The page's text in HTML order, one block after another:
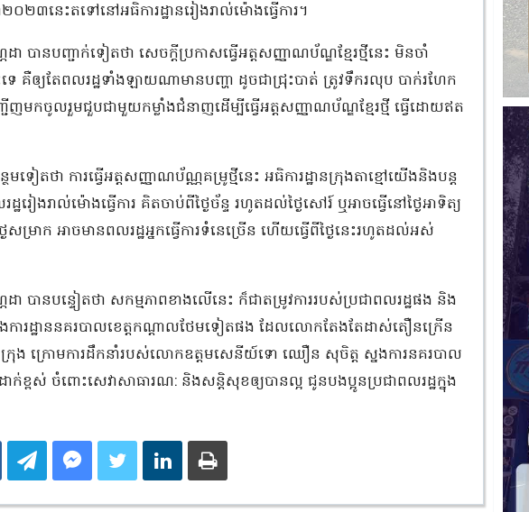
២០២៣នេះតទៅនៅអធិការដ្ឋានរៀងរាល់ម៉ោងធ្វើការ។
ានបញ្ជាក់ទៀតថា សេចក្ដីប្រកាសធ្វើអត្តសញ្ញាណប័ណ្ឌខ្មែរថ្មីនេះ មិនចាំ
េ គឺឲ្យតែពលរដ្ឋទាំងឡាយណាមានបញ្ហា ដូចជាជ្រុះបាត់ ត្រូវទឹករលុប បាក់រហែក
ញមកចូលរួមជួបជាមួយកម្លាំងជំនាញដើម្បីធ្វើអត្តសញ្ញាណប័ណ្ឌខ្មែរថ្មី ធ្វើដោយឥត
ទៀតថា ការធ្វើអត្តសញ្ញាណប័ណ្ណគម្រូថ្មីនេះ អធិការដ្ឋានក្រុងតាខ្មៅយើងនិងបន្ត
រៀងរាល់ម៉ោងធ្វើការ គិតចាប់ពីថ្ងៃច័ន្ទ រហូតដល់ថ្ងៃសៅរ៍ ឬអាចធ្វើនៅថ្ងៃអាទិត្យ
សម្រាក អាចមានពលរដ្ឋអ្នកធ្វើការទំនេច្រើន ហើយធ្វើពីថ្ងៃនេះរហូតដល់អស់
បានបន្ទៀតថា សកម្មភាពខាងលើនេះ ក៏ជាតម្រូវការរបស់ប្រជាពលរដ្ឋផង និង
ងការដ្ឋាននគរបាលខេត្តកណ្ដាលថែមទៀតផង ដែលលោកតែងតែដាស់តឿនក្រើន
ង ក្រោមការដឹកនាំរបស់លោកឧត្ដមសេនីយ៍ទោ ឈឿន សុចិត្ត ស្នងការនគរបាល
ក់ខ្ពស់ ចំពោះសេវាសាធារណ: និងសន្តិសុខឲ្យបានល្អ ជូនបងប្អូនប្រជាពលរដ្ឋក្នុង